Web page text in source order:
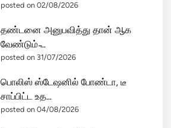
posted on 02/08/2026
தண்டனை அனுபவித்து தான் ஆக
வேண்டும் ̵...
posted on 31/07/2026
பொலிஸ் ஸ்டேஷனில் போண்டா, டீ
சாப்பிட்ட உத...
posted on 04/08/2026